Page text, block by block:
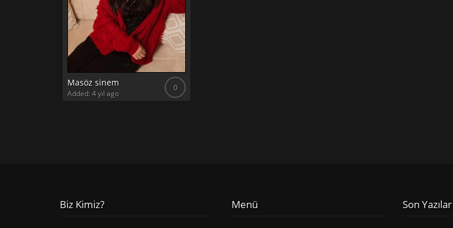
Masöz sinem 0
Added: 4 yıl ago
Biz Kimiz? Menü Son Yazılar